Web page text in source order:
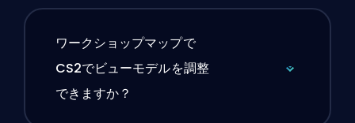
ワークショップマップで
CS2でビューモデルを調整
できますか？